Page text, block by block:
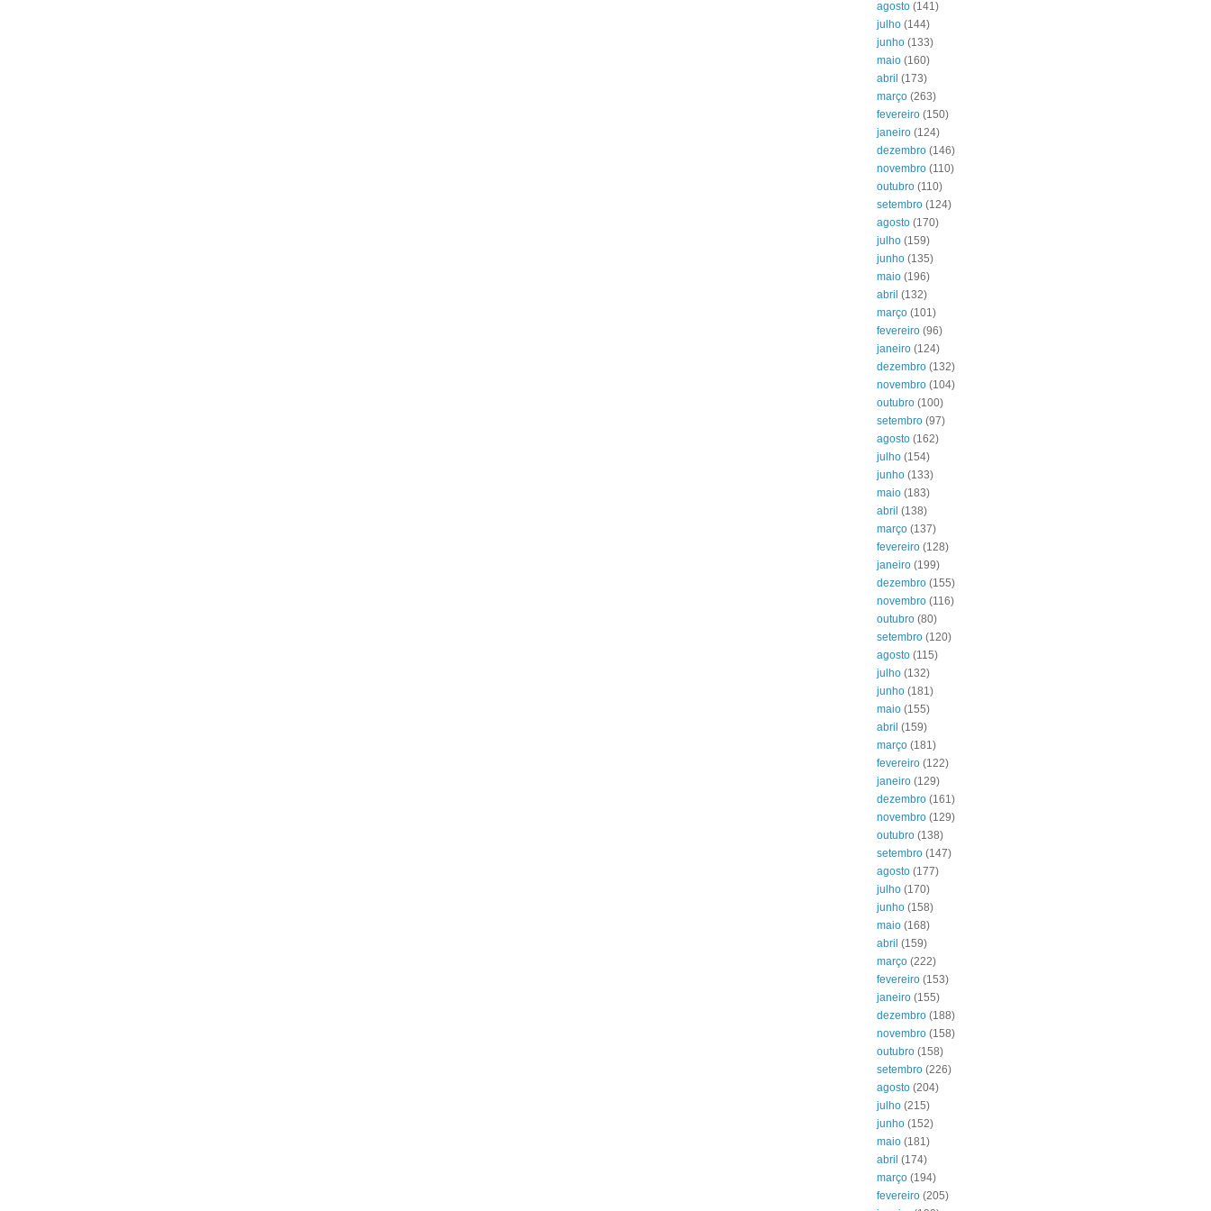
agosto (141)
julho (144)
junho (133)
maio (160)
abril (173)
março (263)
fevereiro (150)
janeiro (124)
dezembro (146)
novembro (110)
outubro (110)
setembro (124)
agosto (170)
julho (159)
junho (135)
maio (196)
abril (132)
março (101)
fevereiro (96)
janeiro (124)
dezembro (132)
novembro (104)
outubro (100)
setembro (97)
agosto (162)
julho (154)
junho (133)
maio (183)
abril (138)
março (137)
fevereiro (128)
janeiro (199)
dezembro (155)
novembro (116)
outubro (80)
setembro (120)
agosto (115)
julho (132)
junho (181)
maio (155)
abril (159)
março (181)
fevereiro (122)
janeiro (129)
dezembro (161)
novembro (129)
outubro (138)
setembro (147)
agosto (177)
julho (170)
junho (158)
maio (168)
abril (159)
março (222)
fevereiro (153)
janeiro (155)
dezembro (188)
novembro (158)
outubro (158)
setembro (226)
agosto (204)
julho (215)
junho (152)
maio (181)
abril (174)
março (194)
fevereiro (205)